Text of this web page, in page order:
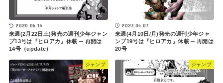
2020.06.15
来週(2月22日土)発売の週刊少年ジャン
プ13号は『ヒロアカ』休載 ─ 再開は
14号（update）
2023.04.07
来週(4月10日/月)発売の週刊少年ジャ
ンプ19号は『ヒロアカ』休載 ─ 再開は
20号
ジャンプ ジャンプ